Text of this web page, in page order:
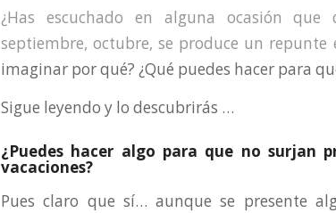
¿Has escuchado en alguna ocasión que
septiembre, octubre, se produce un repunte
imaginar por qué? ¿Qué puedes hacer para
Sigue leyendo y lo descubrirás …
¿Puedes hacer algo para que no surjan
vacaciones?
Pues claro que sí… aunque se presente